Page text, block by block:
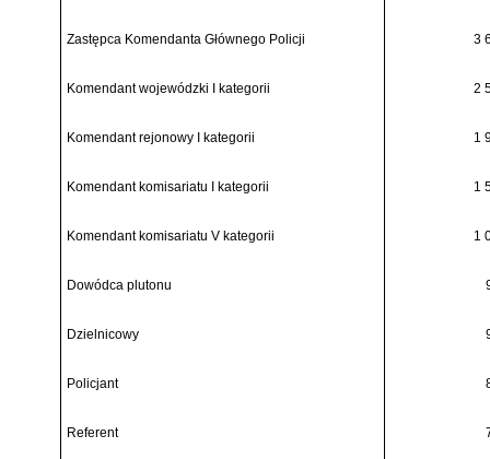
Zastępca Komendanta Głównego Policji 3
Komendant wojewódzki I kategorii 2
Komendant rejonowy I kategorii 1
Komendant komisariatu I kategorii 1
Komendant komisariatu V kategorii 1
Dowódca plutonu
Dzielnicowy
Policjant
Referent